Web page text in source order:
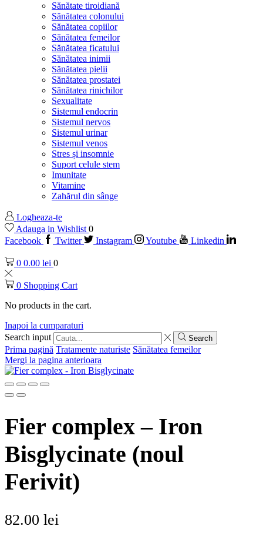
Sănătate tiroidiană
Sănătatea colonului
Sănătatea copiilor
Sănătatea femeilor
Sănătatea ficatului
Sănătatea inimii
Sănătatea pielii
Sănătatea prostatei
Sănătatea rinichilor
Sexualitate
Sistemul endocrin
Sistemul nervos
Sistemul urinar
Sistemul venos
Stres și insomnie
Suport celule stem
Imunitate
Vitamine
Zahărul din sânge
Logheaza-te
Adauga in Wishlist 0
Facebook
Twitter Instagram Youtube Linkedin
0 0.00 lei 0
0 Shopping Cart
No products in the cart.
Inapoi la cumparaturi
Search input
Search
Prima pagină Tratamente naturiste Sănătatea femeilor
Mergi la pagina anterioara
Fier complex – Iron
Bisglycinate (noul
Ferivit)
82.00 lei